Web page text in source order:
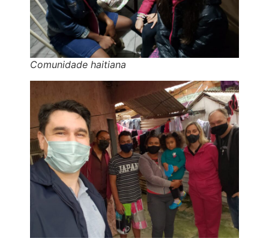
Comunidade haitiana